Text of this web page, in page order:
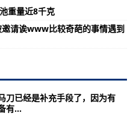
重量近8千克
请诶www比较奇葩的事情遇到
刀已经是补充手段了，因为有
有...